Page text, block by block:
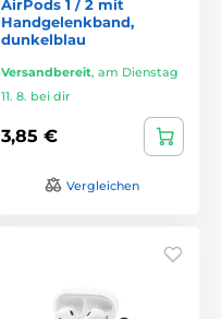
AirPods 1 / 2 mit
Handgelenkband,
dunkelblau
Versandbereit, am Dienstag
11. 8. bei dir
3,85 €
Vergleichen